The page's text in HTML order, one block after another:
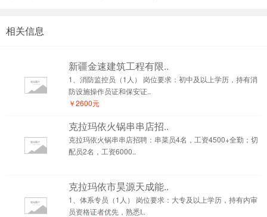
相关信息
新疆金速建筑工程有限..
1、消防监控员（1人） 岗位要求：初中及以上学历，持有消
防设施操作员证和保安证..
￥2600元
克拉玛依火锅串串店招..
克拉玛依火锅串串店招聘：串菜员4名，工资4500+全勤；切
配员2名，工资6000..
克拉玛依市昊源天成能..
1、体系专员（1人） 岗位要求：大专及以上学历，持有内审
员资格证者优先，熟悉I..